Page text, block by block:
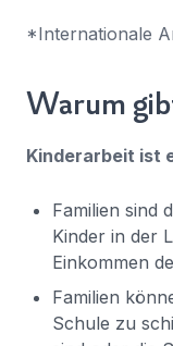
*Internationale
Warum
Kinderarbeit ist
Familien sind
Kinder in der
Einkommen
Familien
Schule zu